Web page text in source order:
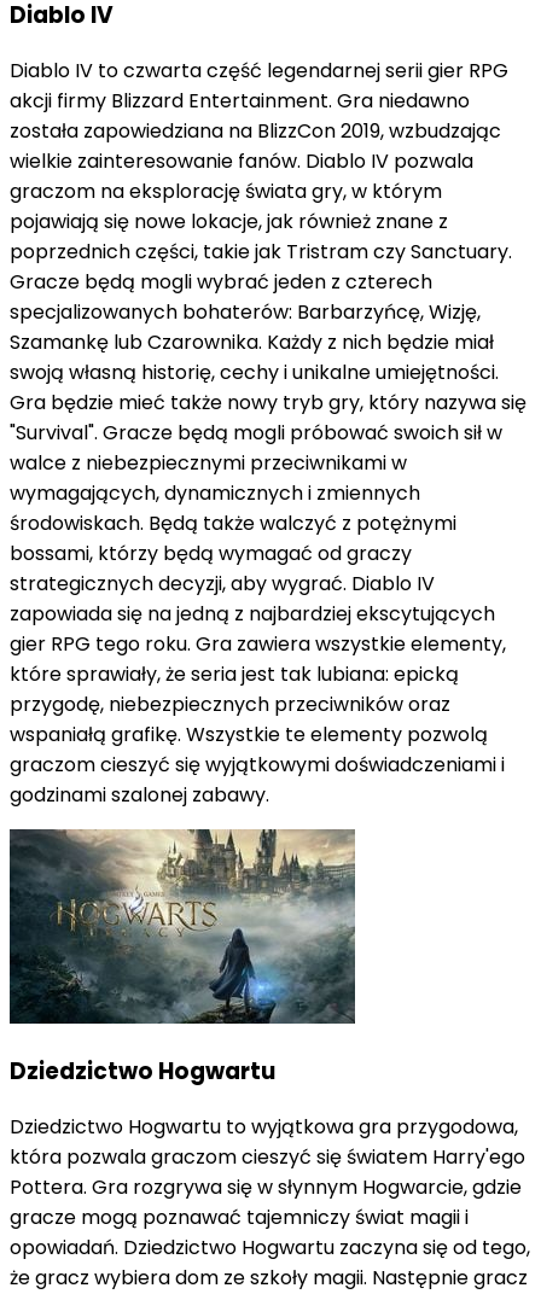
Diablo IV
Diablo IV to czwarta część legendarnej serii gier RPG
akcji firmy Blizzard Entertainment. Gra niedawno
została zapowiedziana na BlizzCon 2019, wzbudzając
wielkie zainteresowanie fanów. Diablo IV pozwala
graczom na eksplorację świata gry, w którym
pojawiają się nowe lokacje, jak również znane z
poprzednich części, takie jak Tristram czy Sanctuary.
Gracze będą mogli wybrać jeden z czterech
specjalizowanych bohaterów: Barbarzyńcę, Wizję,
Szamankę lub Czarownika. Każdy z nich będzie miał
swoją własną historię, cechy i unikalne umiejętności.
Gra będzie mieć także nowy tryb gry, który nazywa się
"Survival". Gracze będą mogli próbować swoich sił w
walce z niebezpiecznymi przeciwnikami w
wymagających, dynamicznych i zmiennych
środowiskach. Będą także walczyć z potężnymi
bossami, którzy będą wymagać od graczy
strategicznych decyzji, aby wygrać. Diablo IV
zapowiada się na jedną z najbardziej ekscytujących
gier RPG tego roku. Gra zawiera wszystkie elementy,
które sprawiały, że seria jest tak lubiana: epicką
przygodę, niebezpiecznych przeciwników oraz
wspaniałą grafikę. Wszystkie te elementy pozwolą
graczom cieszyć się wyjątkowymi doświadczeniami i
godzinami szalonej zabawy.
Dziedzictwo Hogwartu
Dziedzictwo Hogwartu to wyjątkowa gra przygodowa,
która pozwala graczom cieszyć się światem Harry'ego
Pottera. Gra rozgrywa się w słynnym Hogwarcie, gdzie
gracze mogą poznawać tajemniczy świat magii i
opowiadań. Dziedzictwo Hogwartu zaczyna się od tego,
że gracz wybiera dom ze szkoły magii. Następnie gracz